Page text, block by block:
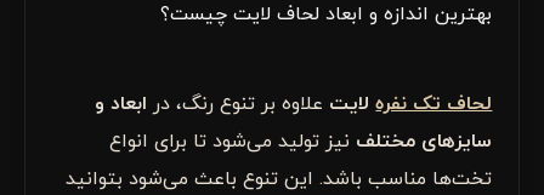
بهترین اندازه و ابعاد لحاف لایت چیست؟
لحاف تک نفره لایت علاوه بر تنوع رنگ، در ابعاد و
سایزهای مختلف نیز تولید می‌شود تا برای انواع
تخت‌ها مناسب باشد. این تنوع باعث می‌شود بتوانید